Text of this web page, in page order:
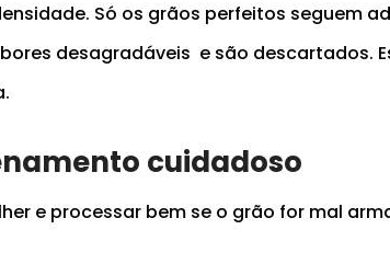
Só os grãos perfeitos seguem
desagradáveis e são descartados.
cuidadoso
e processar bem se o grão for mal